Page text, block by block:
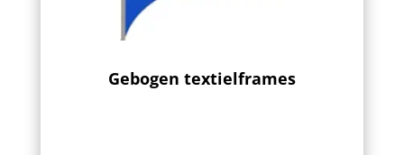
Gebogen textielframes